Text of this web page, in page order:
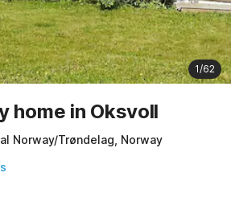
1/62
home in Oksvoll
Norway/Trøndelag, Norway